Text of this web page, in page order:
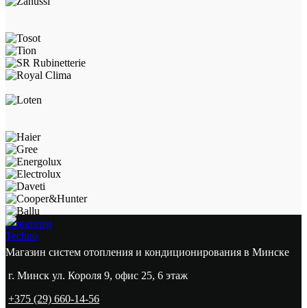
Новатерм
Techno
Магазин систем отопления и кондиционирования в Минске
г. Минск ул. Короля 9, офис 25, 6 этаж
+375 (29) 660-14-56